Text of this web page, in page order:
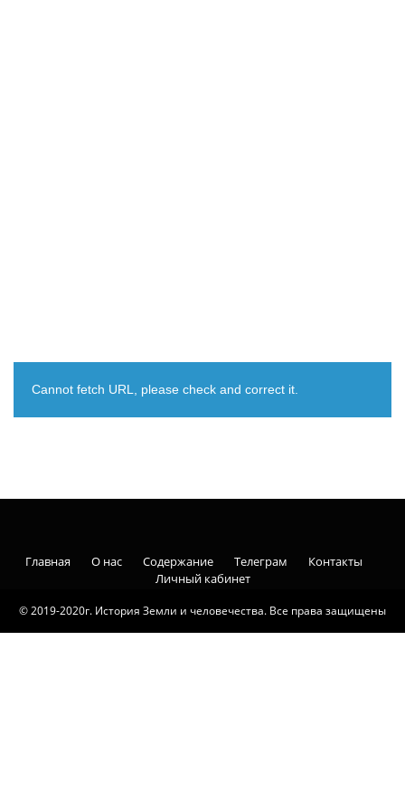
Cannot fetch URL, please check and correct it.
© 2019-2020г. История Земли и человечества. Все права защищены
Главная О нас Содержание Телеграм
Контакты
Личный кабинет